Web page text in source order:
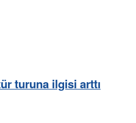
turuna ilgisi arttı